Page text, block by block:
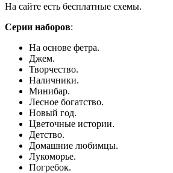
На сайте есть бесплатные схемы.
Серии наборов:
На основе фетра.
Джем.
Творчество.
Наличники.
Минибар.
Лесное богатство.
Новый год.
Цветочные истории.
Детство.
Домашние любимцы.
Лукоморье.
Погребок.